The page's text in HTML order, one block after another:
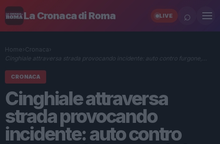
La Cronaca di Roma LIVE ⌕
Home› Cronaca›
Cinghiale attraversa strada provocando incidente: auto contro furgone,…
CRONACA
Cinghiale attraversa
strada provocando
incidente: auto contro